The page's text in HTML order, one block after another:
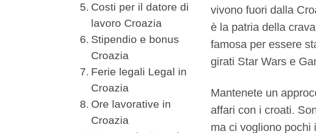
Costi per il datore di
lavoro Croazia
Stipendio e bonus
Croazia
Ferie legali Legal in
Croazia
Ore lavorative in
Croazia
vivono fuori dalla
è la patria della
famosa per essere
girati Star Wars e
Mantenete un
affari con i croati.
ma ci vogliono pochi